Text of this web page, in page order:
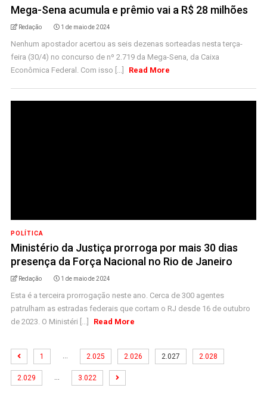
Mega-Sena acumula e prêmio vai a R$ 28 milhões
Redação 1 de maio de 2024
Nenhum apostador acertou as seis dezenas sorteadas nesta terça-
feira (30/4) no concurso de nº 2.719 da Mega-Sena, da Caixa
Econômica Federal. Com isso [...]
Read More
POLÍTICA
Ministério da Justiça prorroga por mais 30 dias
presença da Força Nacional no Rio de Janeiro
Redação 1 de maio de 2024
Esta é a terceira prorrogação neste ano. Cerca de 300 agentes
patrulham as estradas federais que cortam o RJ desde 16 de outubro
de 2023. O Ministéri [...]
Read More
1 … 2.025 2.026 2.027 2.028
2.029 … 3.022